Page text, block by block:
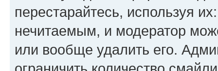
перестарайтесь, используя
нечитаемым, и модератор
или вообще удалить его.